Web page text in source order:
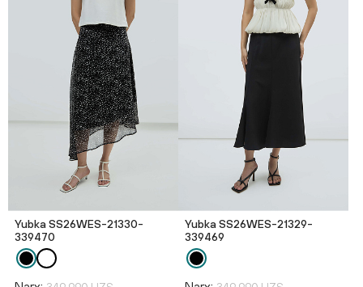
Yubka SS26WES-21330-
339470
Yubka SS26WES-21329-
339469